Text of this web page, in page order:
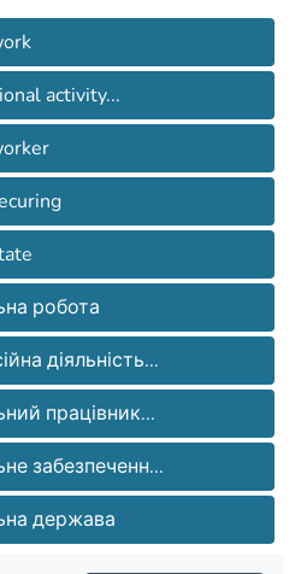
працівникові у майбутній
діяльності.
Description and structure of
are described.
activity...
робота
діяльність...
працівник...
забезпеченн...
держава